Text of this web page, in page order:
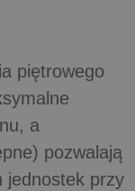
piętrowego
a
pozwalają
jednostek przy